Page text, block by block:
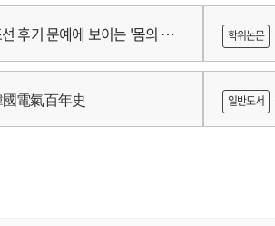
년 건강보험연구원 정규연구
후기 문예에 보이는 '몸의 욕
연구電氣百年史
람
학위논문
가제를 중
일반도서